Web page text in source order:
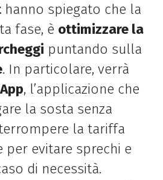
hanno spiegato che la
fase, è ottimizzare la
puntando sulla
. In particolare, verrà
, l’applicazione che
la sosta senza
la tariffa
per evitare sprechi e
di necessità.